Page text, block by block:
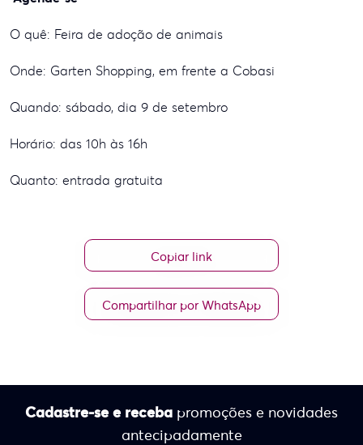
O quê: Feira de adoção de animais
Onde: Garten Shopping, em frente a Cobasi
Quando: sábado, dia 9 de setembro
Horário: das 10h às 16h
Quanto: entrada gratuita
Copiar link
Compartilhar por WhatsApp
Cadastre-se e receba promoções e novidades
antecipadamente